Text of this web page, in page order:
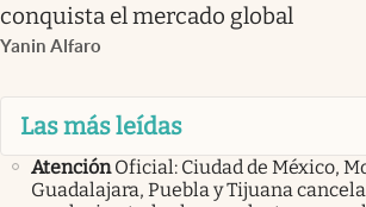
conquista el mercado global
Yanin Alfaro
Las más leídas
Atención Oficial: Ciudad de México,
Guadalajara, Puebla y Tijuana